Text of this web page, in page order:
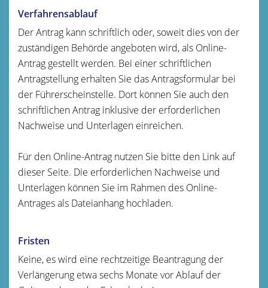
Verfahrensablauf
Der Antrag kann schriftlich oder, soweit dies von der
zuständigen Behörde angeboten wird, als Online-
Antrag gestellt werden. Bei einer schriftlichen
Antragstellung erhalten Sie das Antragsformular bei
der Führerscheinstelle. Dort können Sie auch den
schriftlichen Antrag inklusive der erforderlichen
Nachweise und Unterlagen einreichen.
Für den Online-Antrag nutzen Sie bitte den Link auf
dieser Seite. Die erforderlichen Nachweise und
Unterlagen können Sie im Rahmen des Online-
Antrages als Dateianhang hochladen.
Fristen
Keine, es wird eine rechtzeitige Beantragung der
Verlängerung etwa sechs Monate vor Ablauf der